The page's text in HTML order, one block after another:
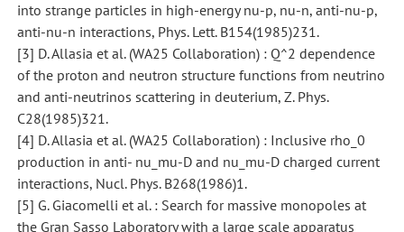
into strange particles in high-energy nu-p, nu-n, anti-nu-p,
anti-nu-n interactions, Phys. Lett. B154(1985)231.
[3] D. Allasia et al. (WA25 Collaboration) : Q^2 dependence
of the proton and neutron structure functions from neutrino
and anti-neutrinos scattering in deuterium, Z. Phys.
C28(1985)321.
[4] D. Allasia et al. (WA25 Collaboration) : Inclusive rho_0
production in anti- nu_mu-D and nu_mu-D charged current
interactions, Nucl. Phys. B268(1986)1.
[5] G. Giacomelli et al. : Search for massive monopoles at
the Gran Sasso Laboratory with a large scale apparatus